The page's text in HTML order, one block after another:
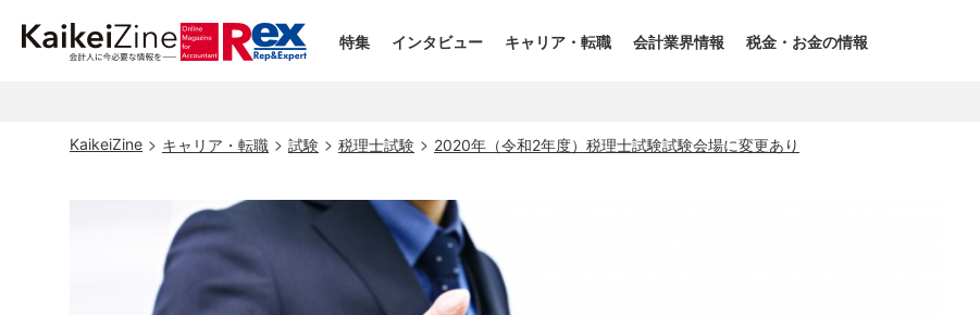
特集 インタビュー キャリア・転職 会計業界情報 税金・お金の情報
KaikeiZine キャリア・転職 試験 税理士試験 2020年（令和2年度）税理士試験試験会場に変更あり